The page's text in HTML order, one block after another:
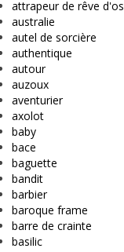
attrapeur de rêve d'os
australie
autel de sorcière
authentique
autour
auzoux
aventurier
axolot
baby
bace
baguette
bandit
barbier
baroque frame
barre de crainte
basilic